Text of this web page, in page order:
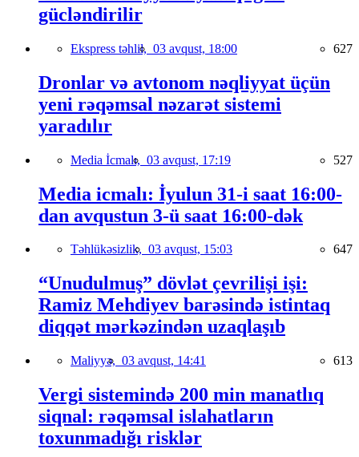
gücləndirilir
Ekspress təhlil, 03 avqust, 18:00 627
Dronlar və avtonom nəqliyyat üçün
yeni rəqəmsal nəzarət sistemi
yaradılır
Media İcmalı, 03 avqust, 17:19 527
Media icmalı: İyulun 31-i saat 16:00-
dan avqustun 3-ü saat 16:00-dək
Təhlükəsizlik, 03 avqust, 15:03 647
“Unudulmuş” dövlət çevrilişi işi:
Ramiz Mehdiyev barəsində istintaq
diqqət mərkəzindən uzaqlaşıb
Maliyyə, 03 avqust, 14:41 613
Vergi sistemində 200 min manatlıq
siqnal: rəqəmsal islahatların
toxunmadığı risklər